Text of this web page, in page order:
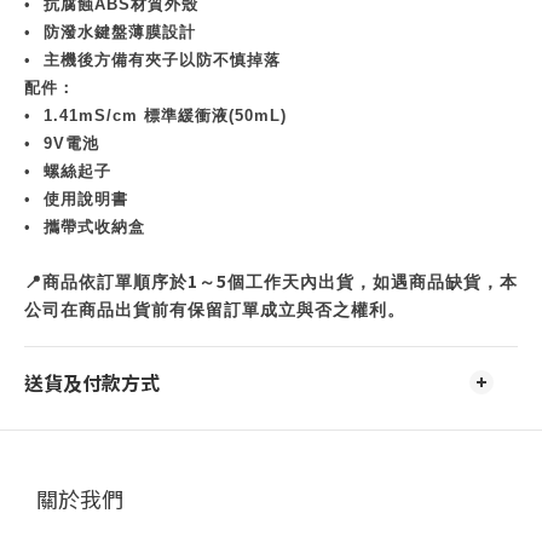
• 抗腐蝕ABS材質外殼
•
防潑水鍵盤薄膜設計
•
主機後方備有夾子以防不慎掉落
配件：
•
1.41mS/cm 標準緩衝液(50mL)
•
9V電池
•
螺絲起子
•
使用說明書
•
攜帶式收納盒
📍商品依訂單順序於1 ～5個工作天內出貨，如遇商品缺貨，本
公司在商品出貨前有保留訂單成立與否之權利。
送貨及付款方式
關於我們